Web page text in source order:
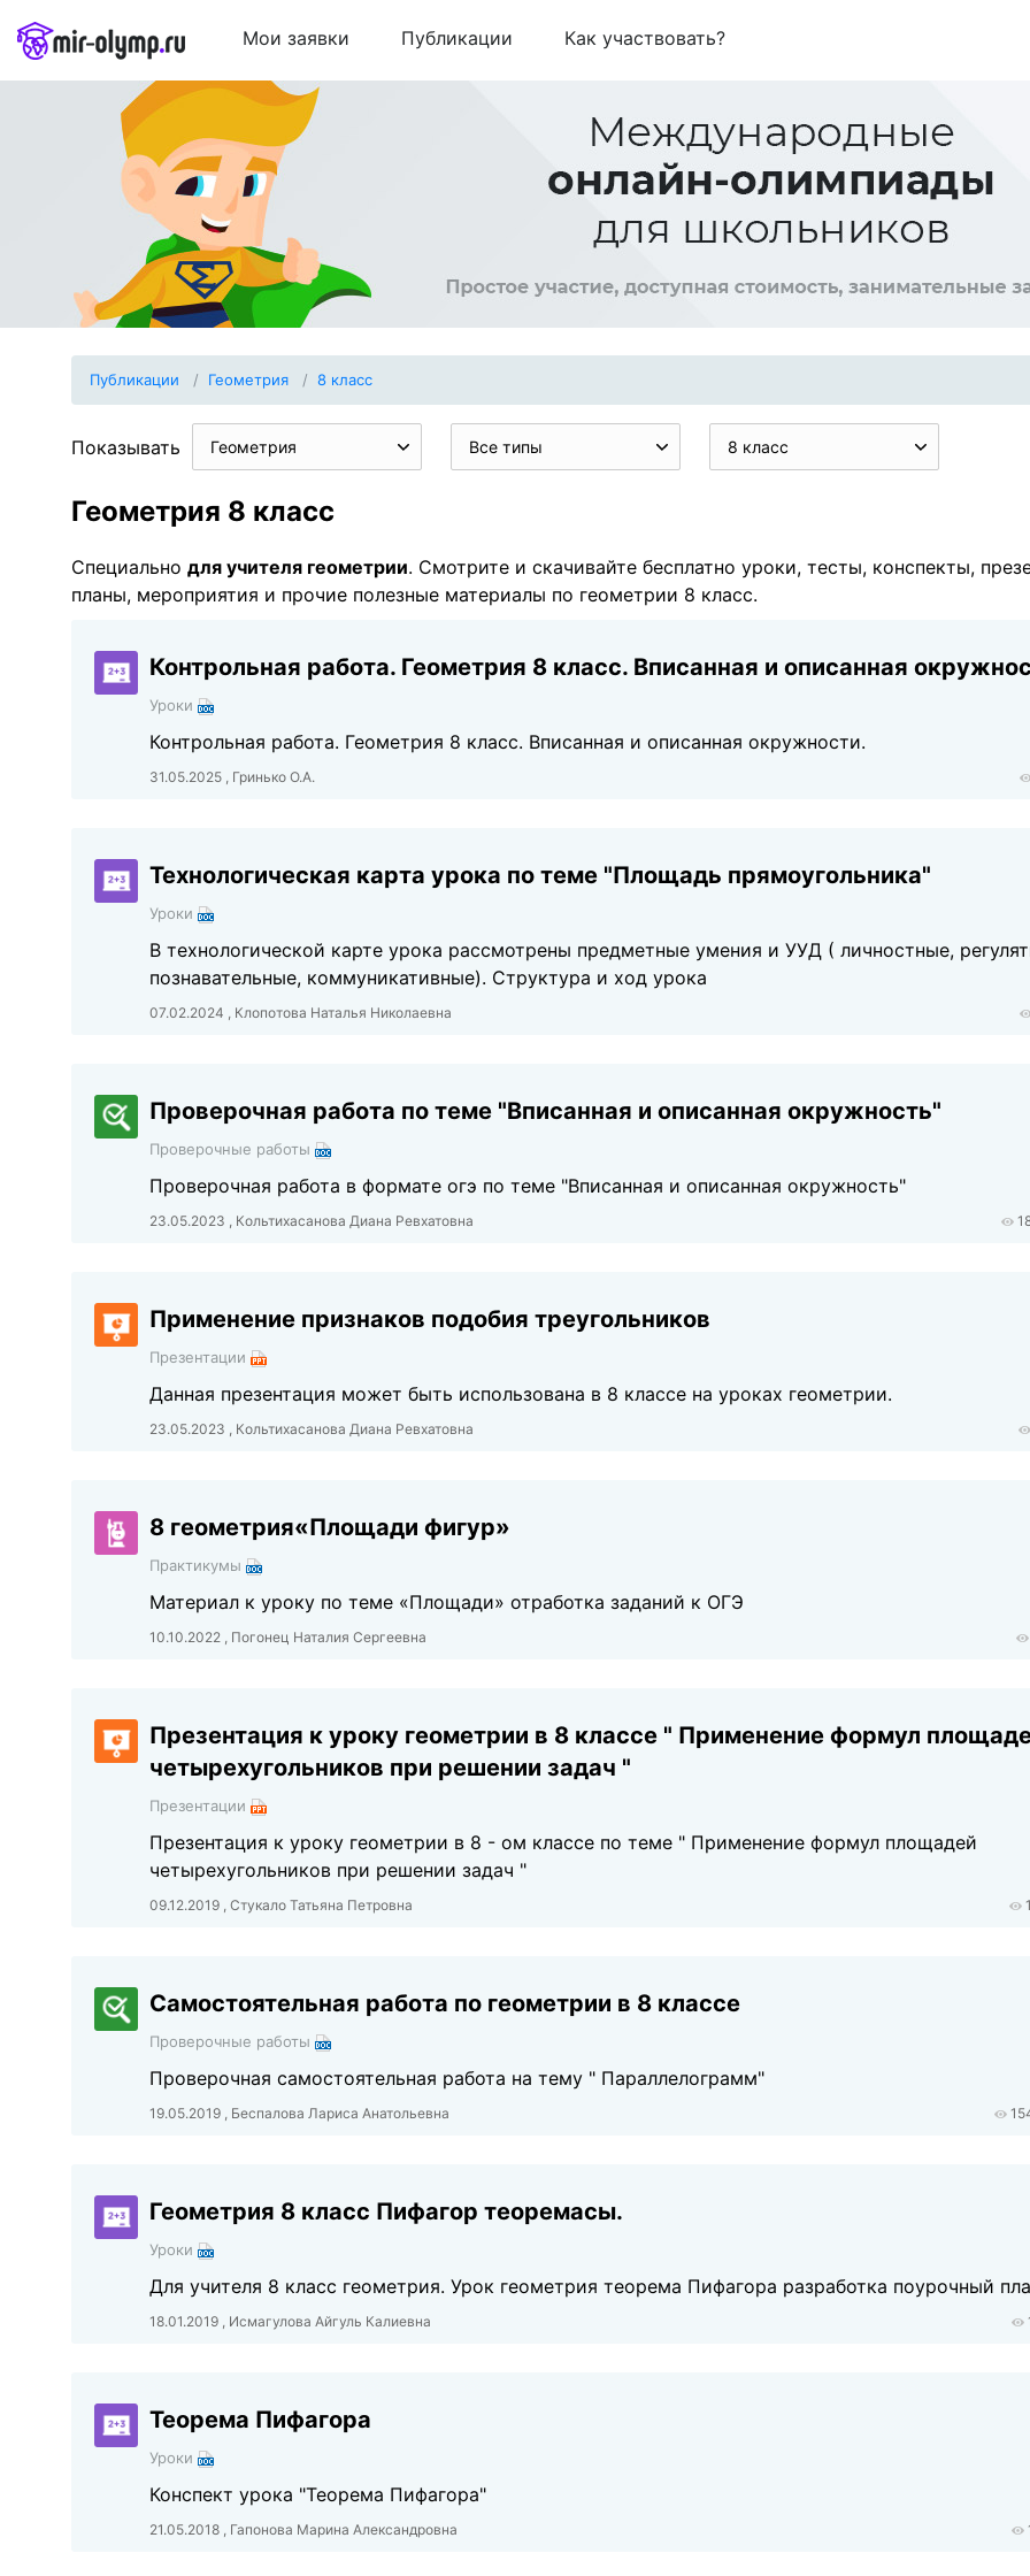
Мои заявки Публикации Как участвовать?
Публикации Геометрия 8 класс
Показывать Геометрия Все типы 8 класс
Геометрия 8 класс
Специально для учителя геометрии. Смотрите и скачивайте бесплатно уроки, тесты, конспекты,
планы, мероприятия и прочие полезные материалы по геометрии 8 класс.
Контрольная работа. Геометрия 8 класс. Вписанная и описанная
Уроки
Контрольная работа. Геометрия 8 класс. Вписанная и описанная окружности.
31.05.2025 , Гринько О.А.
Технологическая карта урока по теме "Площадь прямоугольника"
Уроки
В технологической карте урока рассмотрены предметные умения и УУД ( личностные,
познавательные, коммуникативные). Структура и ход урока
07.02.2024 , Клопотова Наталья Николаевна
Проверочная работа по теме "Вписанная и описанная окружность"
Проверочные работы
Проверочная работа в формате огэ по теме "Вписанная и описанная окружность"
23.05.2023 , Кольтихасанова Диана Ревхатовна
Применение признаков подобия треугольников
Презентации
Данная презентация может быть использована в 8 классе на уроках геометрии.
23.05.2023 , Кольтихасанова Диана Ревхатовна
8 геометрия«Площади фигур»
Практикумы
Материал к уроку по теме «Площади» отработка заданий к ОГЭ
10.10.2022 , Погонец Наталия Сергеевна
Презентация к уроку геометрии в 8 классе " Применение формул
четырехугольников при решении задач "
Презентации
Презентация к уроку геометрии в 8 - ом классе по теме " Применение формул площадей
четырехугольников при решении задач "
09.12.2019 , Стукало Татьяна Петровна
Самостоятельная работа по геометрии в 8 классе
Проверочные работы
Проверочная самостоятельная работа на тему " Параллелограмм"
19.05.2019 , Беспалова Лариса Анатольевна
Геометрия 8 класс Пифагор теоремасы.
Уроки
Для учителя 8 класс геометрия. Урок геометрия теорема Пифагора разработка поурочный
18.01.2019 , Исмагулова Айгуль Калиевна
Теорема Пифагора
Уроки
Конспект урока "Теорема Пифагора"
21.05.2018 , Гапонова Марина Александровна